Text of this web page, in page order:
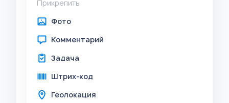
Прикрепить
Фото
Комментарий
Задача
Штрих-код
Геолокация